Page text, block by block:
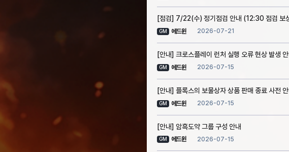
[점검] 7/22(수) 정기점검 안내 (12:30 점검 보
GM 에드윈 2026-07-21
[안내] 크로스플레이 런처 실행 오류 현상 발생 안
GM 에드윈 2026-07-15
[안내] 플록스의 보물상자 상품 판매 종료 사전 안
GM 에드윈 2026-07-15
[안내] 암흑도약 그룹 구성 안내
GM 에드윈 2026-07-15